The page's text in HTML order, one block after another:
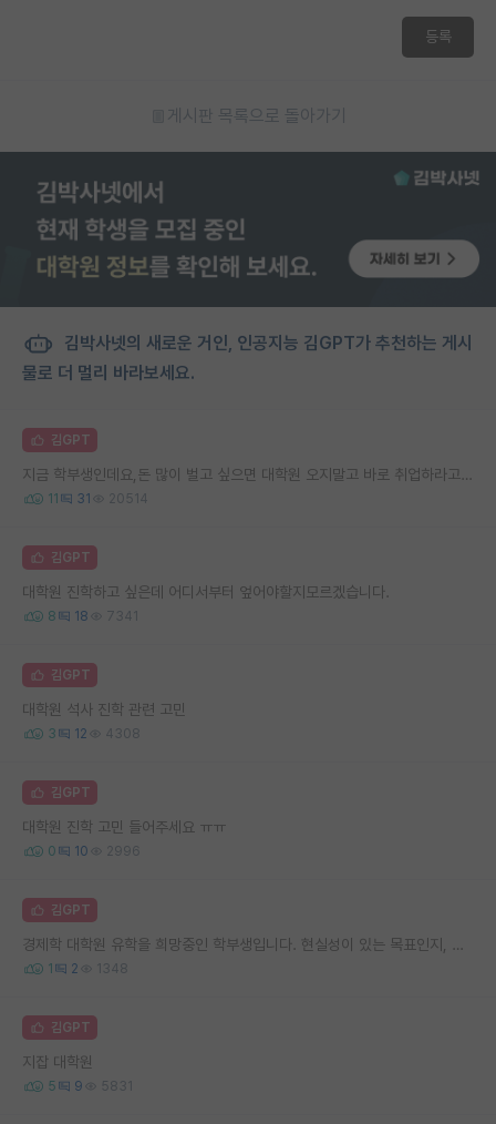
등록
게시판 목록으로 돌아가기
김박사넷의 새로운 거인, 인공지능 김GPT가 추천하는 게시
물로 더 멀리 바라보세요.
김GPT
지금 학부생인데요,돈 많이 벌고 싶으면 대학원 오지말고 바로 취업하라고 하던데
11 31 20514
김GPT
대학원 진학하고 싶은데 어디서부터 엎어야할지모르겠습니다.
8 18 7341
김GPT
대학원 석사 진학 관련 고민
3 12 4308
김GPT
대학원 진학 고민 들어주세요 ㅠㅠ
0 10 2996
김GPT
경제학 대학원 유학을 희망중인 학부생입니다. 현실성이 있는 목표인지, 그리고 공부방법과 관련하여 여쭙고싶습니다.
1 2 1348
김GPT
지잡 대학원
5 9 5831